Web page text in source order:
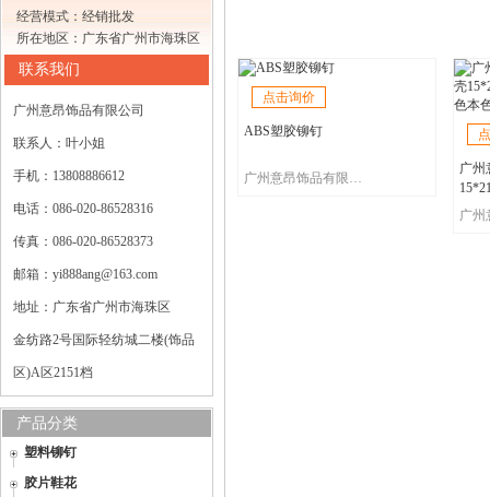
经营模式：经销批发
所在地区：广东省广州市海珠区
联系我们
广州意昂饰品有限公司
联系人：叶小姐
手机：13808886612
电话：086-020-86528316
传真：086-020-86528373
邮箱：yi888ang@163.com
地址：广东省广州市海珠区
金纺路2号国际轻纺城二楼(饰品
区)A区2151档
产品分类
塑料铆钉
胶片鞋花
点击询价
ABS塑胶铆钉
广州意昂饰品有限公司
广州
色本